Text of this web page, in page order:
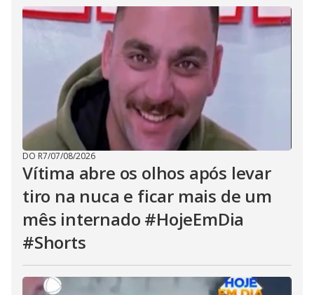
DO R7/07/08/2026
Vítima abre os olhos após levar
tiro na nuca e ficar mais de um
mês internado #HojeEmDia
#Shorts